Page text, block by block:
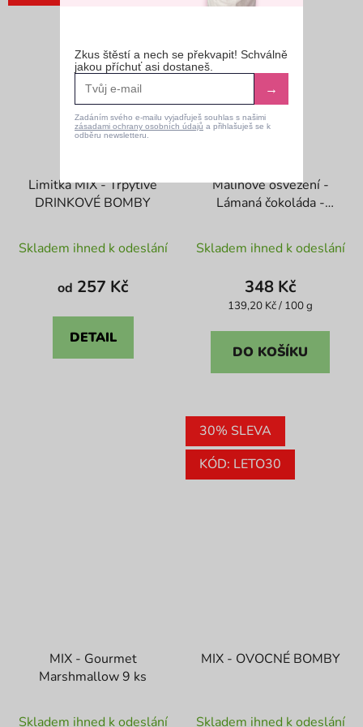
Limitka MIX - Třpytivé
DRINKOVÉ BOMBY
Skladem ihned k odeslání
od 257 Kč
DETAIL
Malinové osvěžení -
Lámaná čokoláda -
Skladem ihned k odeslání
348 Kč
Měrná
139,20 Kč / 100 g
DO KOŠÍKU
MIX - Gourmet
Marshmallow 9 ks
Skladem ihned k odeslání
30% SLEVA
KÓD: LETO30
MIX - OVOCNÉ BOMBY
Skladem ihned k odeslání
Zkus štěstí a nech se překvapit! Schválně
jakou příchuť asi dostaneš.
→
Zadáním svého e-mailu vyjadřuješ souhlas s našimi
zásadami ochrany osobních údajů a přihlašuješ se k
odběru newsletteru.